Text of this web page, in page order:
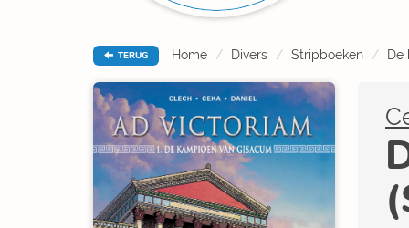
TERUG Home Divers Stripboeken De